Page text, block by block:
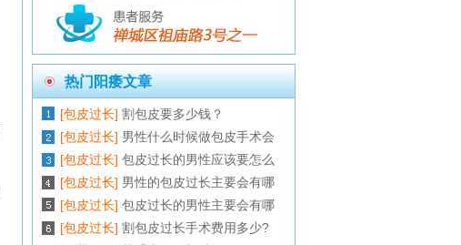
热门阳痿文章
[包皮过长] 割包皮要多少钱？
[包皮过长] 男性什么时候做包皮手术会
[包皮过长] 包皮过长的男性应该要怎么
[包皮过长] 男性的包皮过长主要会有哪
[包皮过长] 包皮过长的男性主要会有哪
[包皮过长] 割包皮过长手术费用多少?